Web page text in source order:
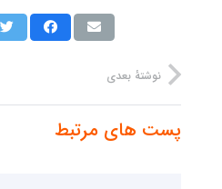
نوشتهٔ بعدی
پست های مرتبط